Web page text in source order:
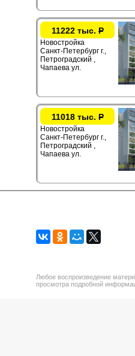
11222 тыс. Р
Новостройка
Санкт-Петербург г.,
Петроградский ,
Чапаева ул.
11018 тыс. Р
Новостройка
Санкт-Петербург г.,
Петроградский ,
Чапаева ул.
Любое воспроизведение
просмотра подробной